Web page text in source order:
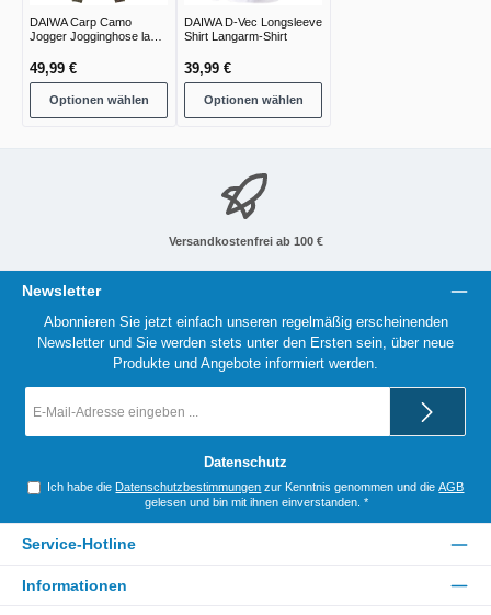
DAIWA Carp Camo
Jogger Jogginghose lang
49,99 €
Optionen wählen
DAIWA D-Vec Longsleeve
Shirt Langarm-Shirt
39,99 €
Optionen wählen
Versandkostenfrei ab 100 €
Newsletter
Abonnieren Sie jetzt einfach unseren regelmäßig erscheinenden
Newsletter und Sie werden stets unter den Ersten sein, über neue
Produkte und Angebote informiert werden.
Mail-
Datenschutz
Ich habe die Datenschutzbestimmungen zur Kenntnis genommen und dieAGB
gelesen und bin mit ihnen einverstanden. *
Service-Hotline
Informationen